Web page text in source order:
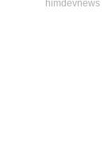
himdevnews